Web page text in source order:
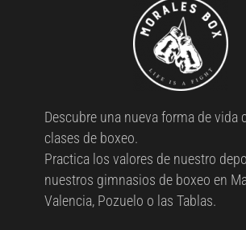
Descubre una nueva forma de vida
clases de boxeo.
Practica los valores de nuestro
nuestros gimnasios de boxeo en
Valencia, Pozuelo o las Tablas.